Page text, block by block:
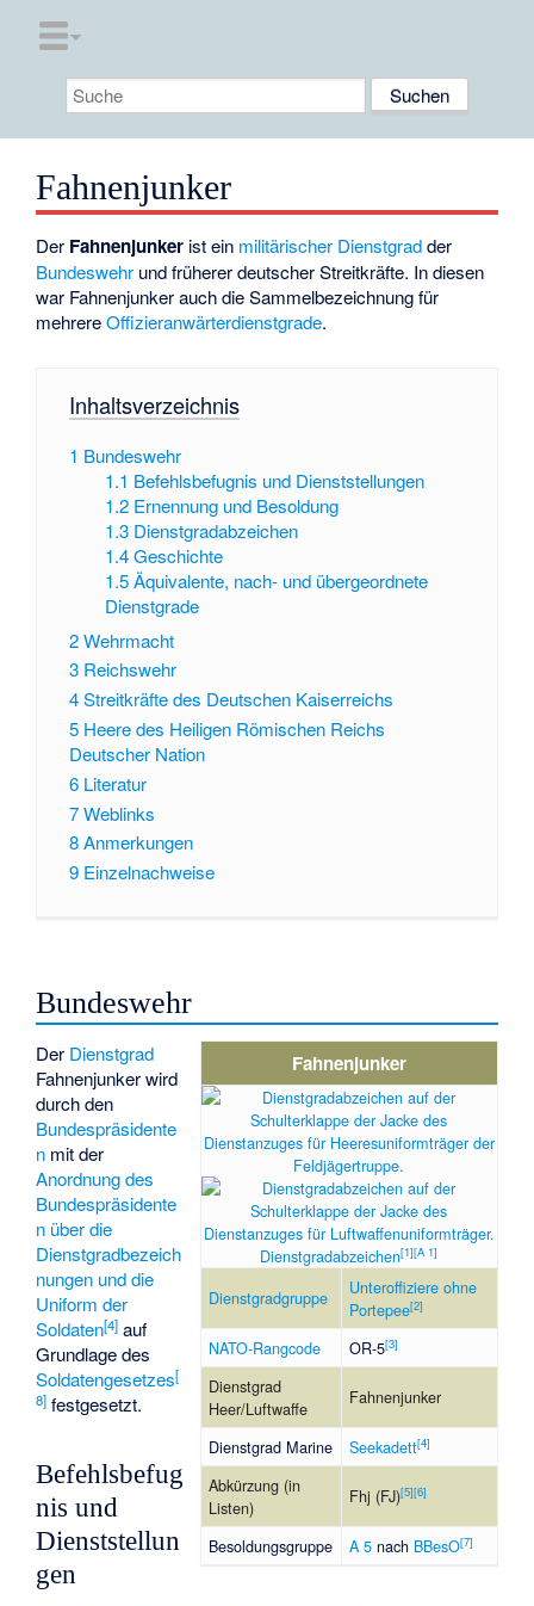
Fahnenjunker
Der Fahnenjunker ist ein militärischer Dienstgradder
Bundeswehr und früherer deutscher Streitkräfte. In diesen
war Fahnenjunker auch die Sammelbezeichnung für
mehrereOffizieranwärterdienstgrade.
Inhaltsverzeichnis
1 Bundeswehr
1.1 Befehlsbefugnis und Dienststellungen
1.2 Ernennung und Besoldung
1.3 Dienstgradabzeichen
1.4 Geschichte
1.5 Äquivalente, nach- und übergeordnete
Dienstgrade
2Wehrmacht
3 Reichswehr
4Streitkräfte des Deutschen Kaiserreichs
5 Heere des Heiligen Römischen Reichs
Deutscher Nation
6 Literatur
7Weblinks
8Anmerkungen
9 Einzelnachweise
Bundeswehr
Fahnenjunker
Dienstgradabzeichen[1][A 1]
Dienstgradgruppe
Unteroffiziere ohne
Portepee[2]
NATO-Rangcode OR-5[3]
Dienstgrad
Heer/Luftwaffe
Fahnenjunker
Dienstgrad Marine Seekadett[4]
Abkürzung (in
Listen)
Fhj (FJ)[5][6]
Besoldungsgruppe A 5nach BBesO[7]
Der Dienstgrad
Fahnenjunker wird
durch den
Bundespräsidente
n mit der
Anordnung des
Bundespräsidente
n über die
Dienstgradbezeich
nungen und die
Uniform der
Soldaten[4] auf
Grundlage des
Soldatengesetzes[
8] festgesetzt.
Befehlsbefug
nis und
Dienststellun
gen